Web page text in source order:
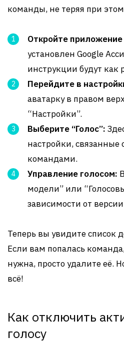
команды, не теряя при
Откройте приложение
установлен Google
инструкции будут как
Перейдите в
аватарку в правом
“Настройки”.
Выберите “Голос”:
настройки, связанные
командами.
Управление голосом:
модели” или
зависимости от
Теперь вы увидите список
Если вам попалась
нужна, просто удалите её.
всё!
Как отключить
голосу